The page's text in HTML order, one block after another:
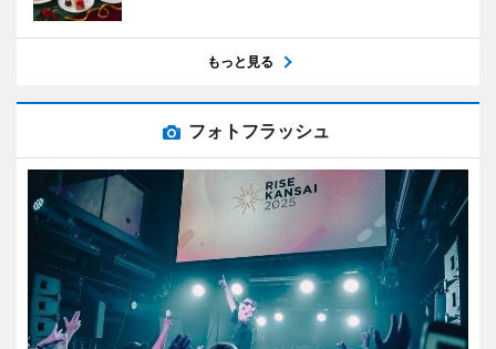
もっと見る
フォトフラッシュ